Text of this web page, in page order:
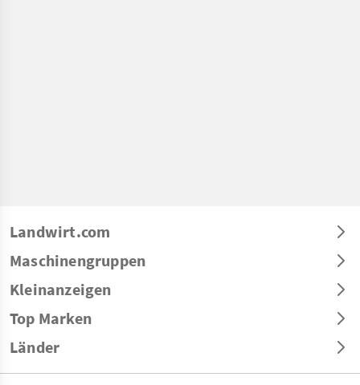
Landwirt.com
Maschinengruppen
Kleinanzeigen
Top Marken
Länder